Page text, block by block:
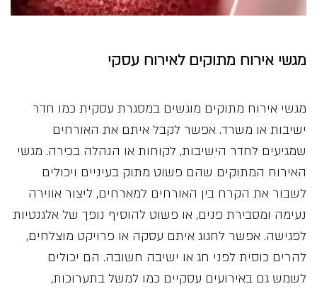
מגשי אירוח מתוקים לאירוח עסקי
מגשי אירוח מתוקים מוגשים במסגרת עסקית כמו חדר
ישיבות או משרד. אפשר לקבל איתם את האורחים
שמגיעים לחדר הישיבות, לקוחות או הנהלה בכירה. מגשי
האירוח המתוקים שהם פשוט מתוק בעיניים ויכולים
לשבור את הקרח בין האורחים למארחים, ליצור אווירה
נעימה ומסבירת פנים, או פשוט להוסיף נופך של אלגנטיות
לפגישה. אפשר לחגוג איתם עסקה או פרויקט מוצלחים,
להרים כוסית לפני חג או ישיבה חשובה. הם יכולים
לשמש גם באירועים עסקיים כמו למשל בתערוכות,